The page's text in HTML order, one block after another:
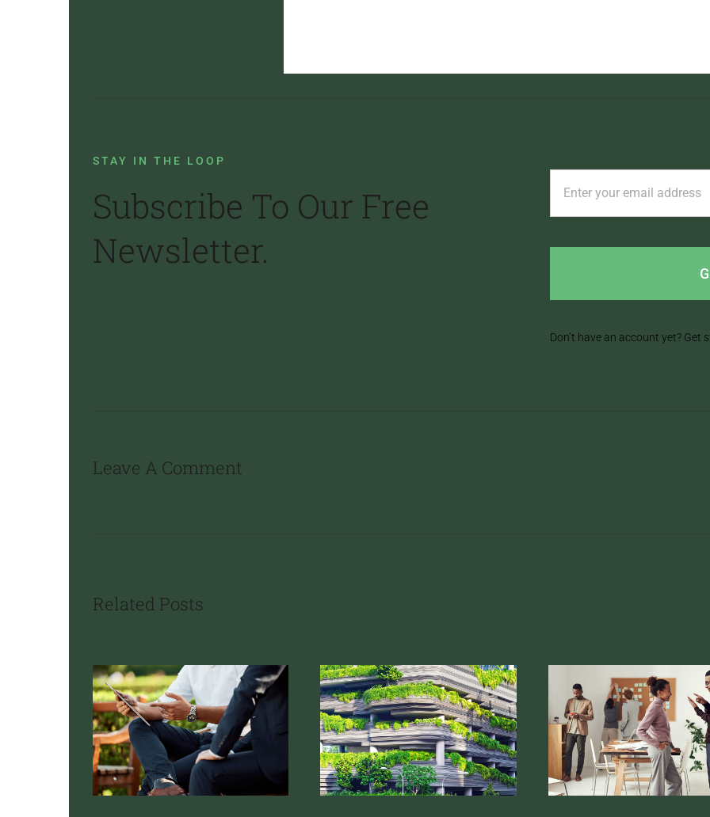
STAY IN THE LOOP
Subscribe To Our Free
Newsletter.
Don’t have an account yet? Get
Leave A Comment
Related Posts